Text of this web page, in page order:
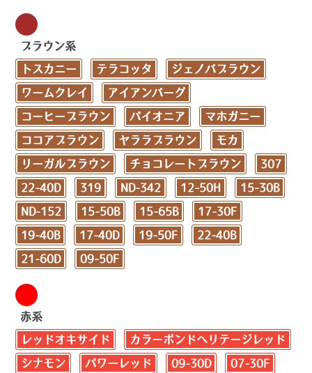
ブラウン系
トスカニー テラコッタ ジェノバブラウン
ワームクレイ アイアンバーグ
コーヒーブラウン パイオニア マホガニー
ココアブラウン ヤララブラウン モカ
リーガルブラウン チョコレートブラウン 307
22-40D 319 ND-342 12-50H 15-30B
ND-152 15-50B 15-65B 17-30F
19-40B 17-40D 19-50F 22-40B
21-60D 09-50F
赤系
レッドオキサイド カラーボンドヘリテージレッド
シナモン パワーレッド 09-30D 07-30F